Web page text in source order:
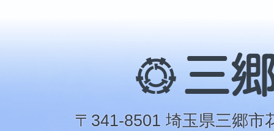
三
郷
市
〒341-8501 埼玉県三郷市